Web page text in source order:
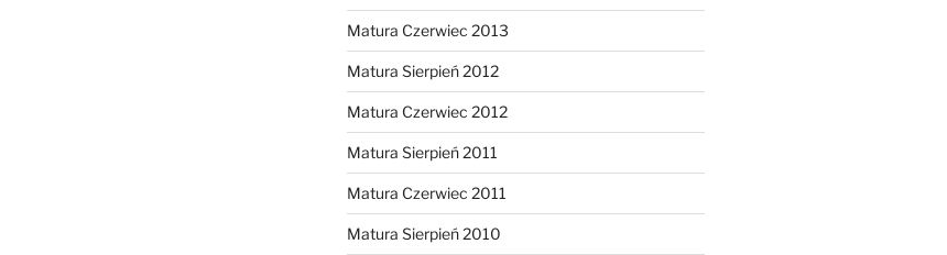
Matura Czerwiec 2013
Matura Sierpień 2012
Matura Czerwiec 2012
Matura Sierpień 2011
Matura Czerwiec 2011
Matura Sierpień 2010